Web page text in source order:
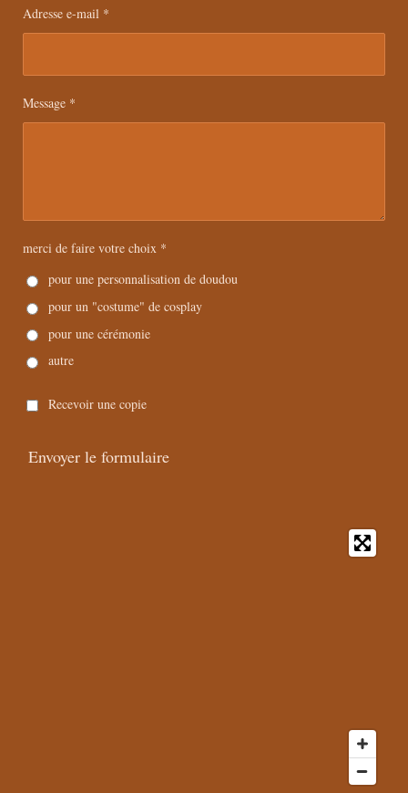
Adresse e-mail *
Message *
merci de faire votre choix *
pour une personnalisation de doudou
pour un "costume" de cosplay
pour une cérémonie
autre
Recevoir une copie
Envoyer le formulaire